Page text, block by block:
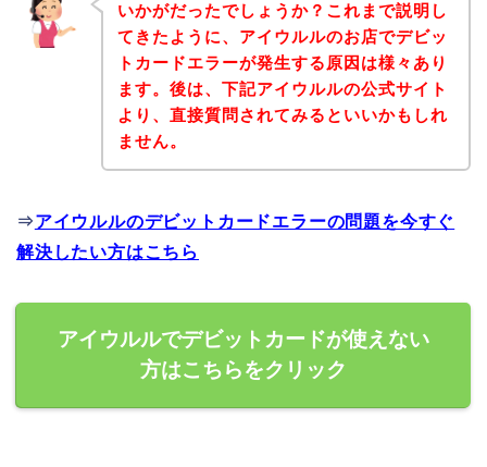
いかがだったでしょうか？これまで説明し
てきたように、アイウルルのお店でデビッ
トカードエラーが発生する原因は様々あり
ます。後は、下記アイウルルの公式サイト
より、直接質問されてみるといいかもしれ
ません。
⇒アイウルルのデビットカードエラーの問題を今すぐ
解決したい方はこちら
アイウルルでデビットカードが使えない
方はこちらをクリック